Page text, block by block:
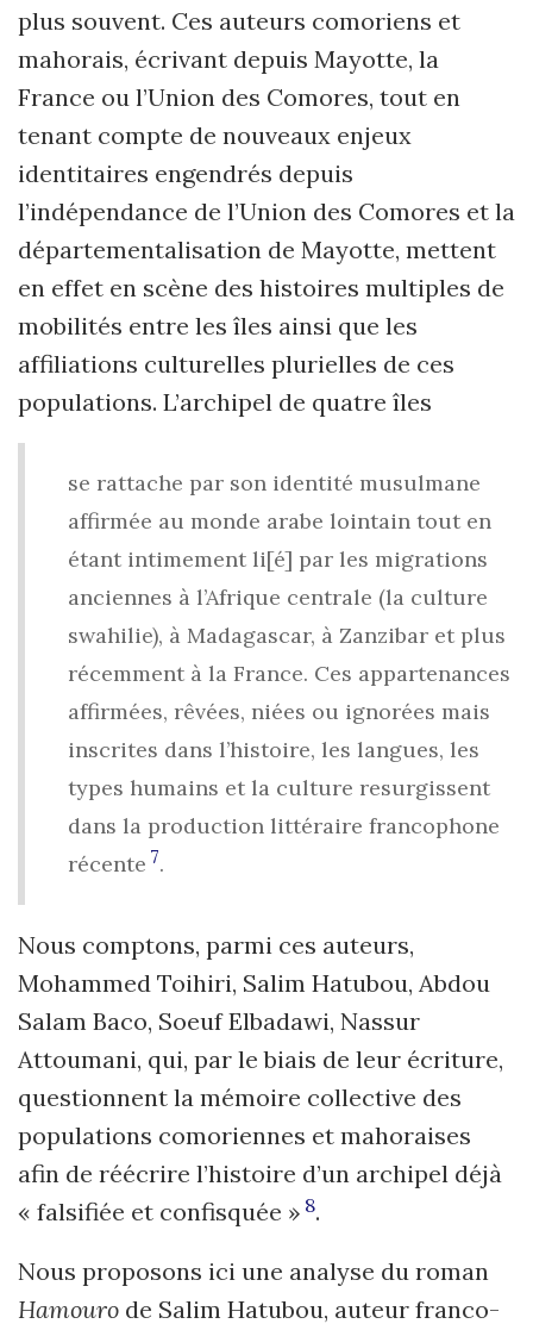
plus souvent. Ces auteurs comoriens et
mahorais, écrivant depuis Mayotte, la
France ou l’Union des Comores, tout en
tenant compte de nouveaux enjeux
identitaires engendrés depuis
l’indépendance de l’Union des Comores et la
départementalisation de Mayotte, mettent
en effet en scène des histoires multiples de
mobilités entre les îles ainsi que les
affiliations culturelles plurielles de ces
populations. L’archipel de quatre îles
se rattache par son identité musulmane
affirmée au monde arabe lointain tout en
étant intimement li[é] par les migrations
anciennes à l’Afrique centrale (la culture
swahilie), à Madagascar, à Zanzibar et plus
récemment à la France. Ces appartenances
affirmées, rêvées, niées ou ignorées mais
inscrites dans l’histoire, les langues, les
types humains et la culture resurgissent
dans la production littéraire francophone
récente 7.
Nous comptons, parmi ces auteurs,
Mohammed Toihiri, Salim Hatubou, Abdou
Salam Baco, Soeuf Elbadawi, Nassur
Attoumani, qui, par le biais de leur écriture,
questionnent la mémoire collective des
populations comoriennes et mahoraises
afin de réécrire l’histoire d’un archipel déjà
« falsifiée et confisquée » 8.
Nous proposons ici une analyse du roman
Hamouro de Salim Hatubou, auteur franco-